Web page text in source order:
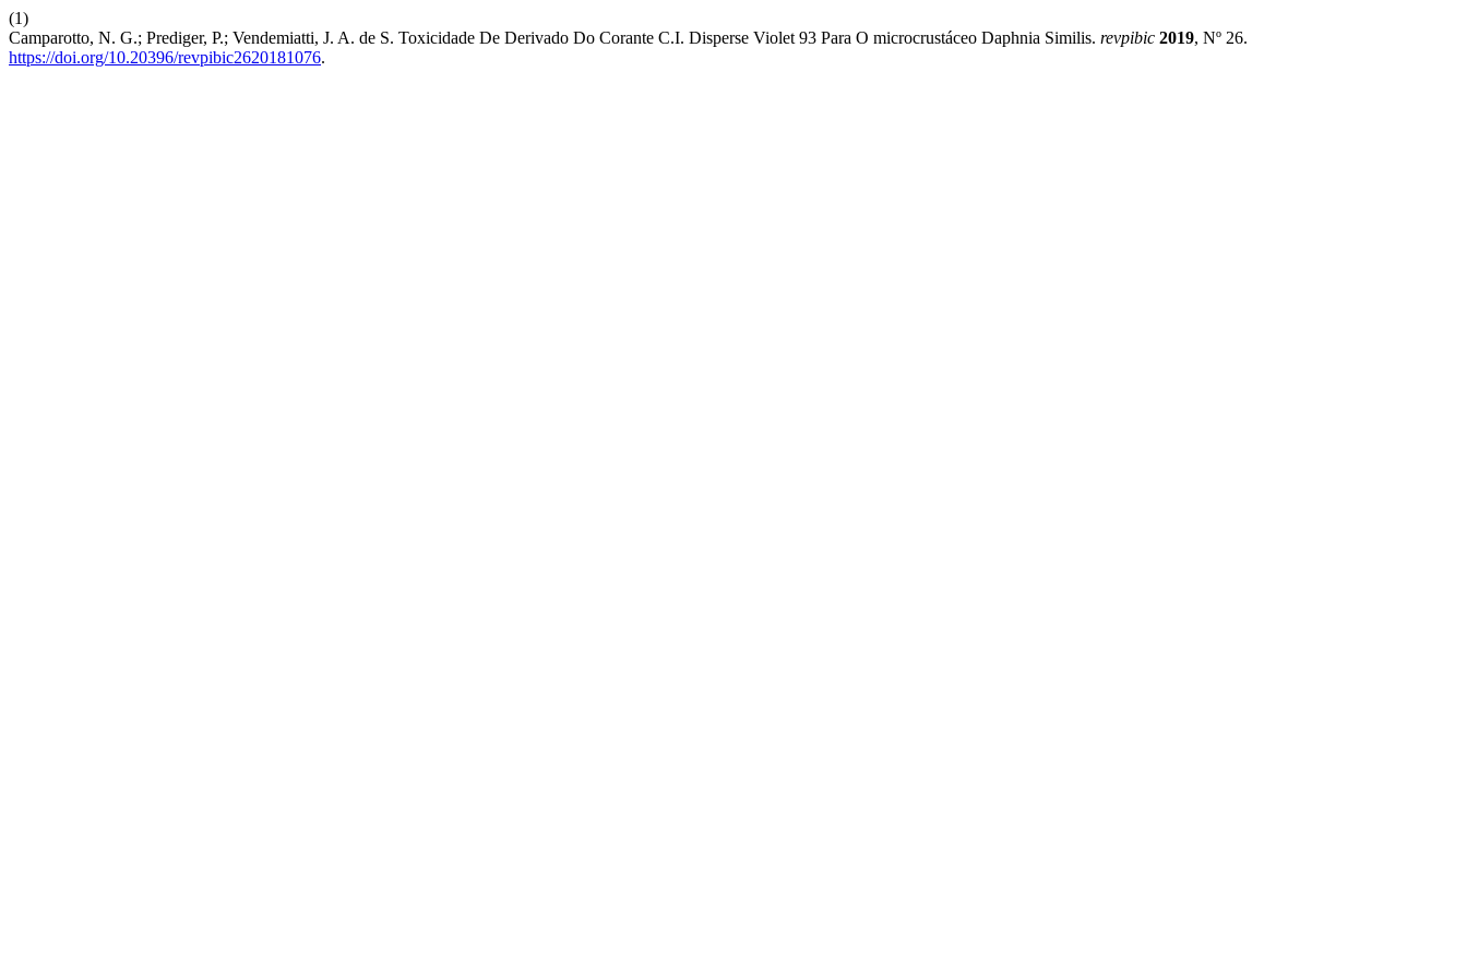
(1)
Camparotto, N. G.; Prediger, P.; Vendemiatti, J. A. de S. Toxicidade De Derivado Do Corante C.I. Disperse Violet 93 Para O microcrustáceo Daphnia Similis. revpibic 2019, Nº 26.
https://doi.org/10.20396/revpibic2620181076.